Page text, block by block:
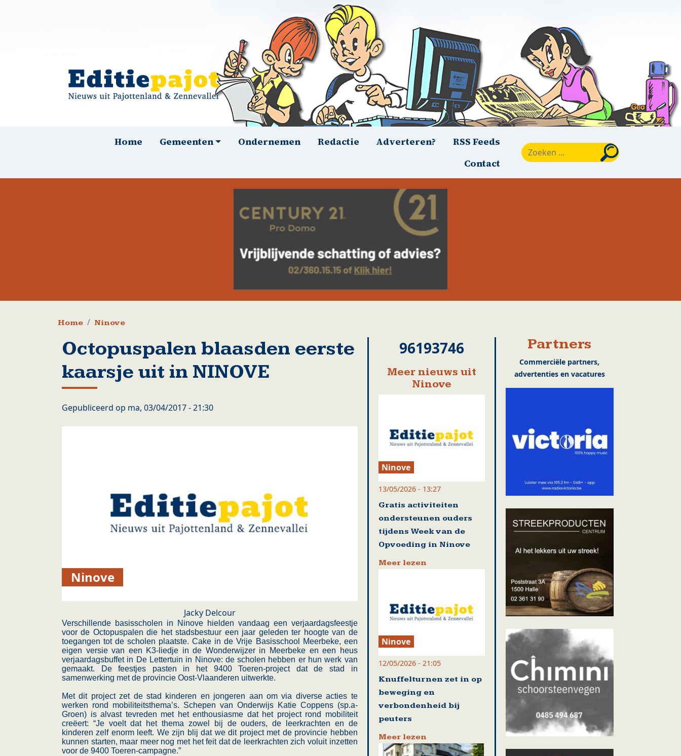
HoofdnavigatieHome Gemeenten Ondernemen Redactie Adverteren?
RSS Feeds
Contact
Kruimelpad
Home Ninove
Octopuspalen blaasden eerste
kaarsje uit in NINOVE
Gepubliceerd op ma, 03/04/2017 - 21:30
Ninove
Jacky Delcour
Verschillende basisscholen in Ninove hielden vandaag een verjaardagsfeestje
voor de Octopuspalen die het stadsbestuur een jaar geleden ter hoogte van de
toegangen tot de scholen plaatste. Cake in de Vrije Basisschool Meerbeke, een
eigen versie van een K3-liedje in de Wonderwijzer in Meerbeke en een heus
verjaardagsbuffet in De Lettertuin in Ninove: de scholen hebben er hun werk van
gemaakt. De feestjes pasten in het 9400 Toeren-project dat de stad in
samenwerking met de provincie Oost-Vlaanderen uitwerkte.
Met dit project zet de stad kinderen en jongeren aan om via diverse acties te
werken rond mobiliteitsthema’s. Schepen van Onderwijs Katie Coppens (sp.a-
Groen) is alvast tevreden met het enthousiasme dat het project rond mobiliteit
creëert: “Je voelt dat het thema zowel bij de ouders, de leerkrachten en de
kinderen zelf enorm leeft. We zijn blij dat we dit project met de provincie hebben
kunnen starten, maar meer nog met het feit dat de leerkrachten zich voluit inzetten
voor de 9400 Toeren-campagne.”
96193746
Meer nieuws uit
Ninove
Ninove
13/05/2026 - 13:27
Gratis activiteiten
ondersteunen ouders
tijdens Week van de
Opvoeding in Ninove
Meer lezen
Ninove
12/05/2026 - 21:05
Knuffelturnen zet in op
beweging en
verbondenheid bij
peuters
Meer lezen
Partners
Commerciële partners,
advertenties en vacatures